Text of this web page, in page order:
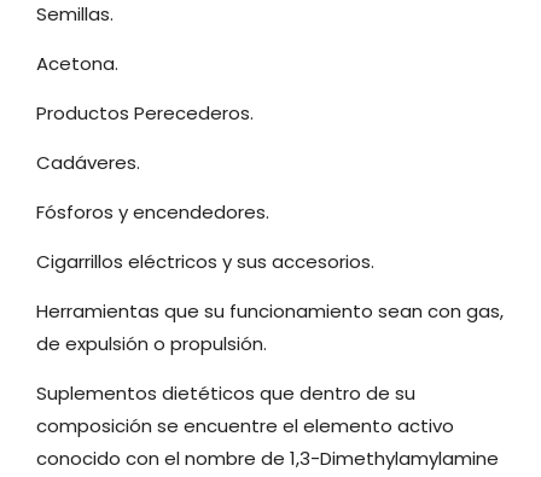
Semillas.
Acetona.
Productos Perecederos.
Cadáveres.
Fósforos y encendedores.
Cigarrillos eléctricos y sus accesorios.
Herramientas que su funcionamiento sean con gas,
de expulsión o propulsión.
Suplementos dietéticos que dentro de su
composición se encuentre el elemento activo
conocido con el nombre de 1,3-Dimethylamylamine